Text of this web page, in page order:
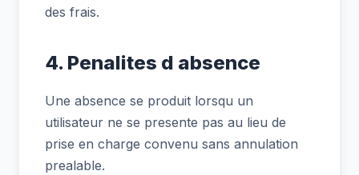
des frais.
4. Penalites d absence
Une absence se produit lorsqu un
utilisateur ne se presente pas au lieu de
prise en charge convenu sans annulation
prealable.